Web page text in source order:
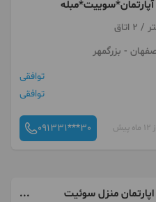
آپارتمان*سوییت*مبله
- بزرگمهر
توافقی
توافقی
091331***30
اپارتمان منزل سوئیت